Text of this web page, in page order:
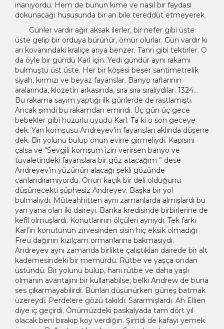
inanıyordu. Hem de bunun kime ve nasıl bir faydası
dokunacağı hususunda bir an bile tereddüt etmeyerek.
Günler vardır ağır aksak ilerler, bir nefer gibi üste
üste gelip bir orduya bürünür, ömür olurlar. Gün vardır ki
arı kovanındaki kraliçe arıya benzer. Tanrı gibi tektirler. O
da öyle bir gündü Karl için. Yedi gündür aynı rakamı
bulmuştu üst üste. Her bir köşesi beşer santimetrelik
siyah, kırmızı ve beyaz fayanslar. Banyo raflarının
aralarında, klozetin arkasında, sıra sıra sıralıydılar. 1324…
Bu rakama sayım yaptığı ilk günlerde de rastlamıştı.
Ancak şimdi bu rakamdan emindi. Üç gün üç gece
bebekler gibi huzurlu uyudu Karl. Ta ki o son geceye
dek. Yan komşusu Andreyev’in fayansları aklında düşene
dek. Bir yolunu bulup onun evine girmeliydi. Kapısını
çalsa ve “Sevgili komşum izin verirsen banyo ve
tuvaletindeki fayanslara bir göz atacağım ” dese
Andreyev’in yüzünün alacağı şekli gözünde
canlandıramıyordu. Onun kaçık bir deli olduğunu
düşünecekti şüphesiz Andreyev. Başka bir yol
bulmalıydı. Müteahhitten aynı zamanlarda almışlardı bu
yan yana olan iki daireyi. Banka kredisinde birbirlerine de
kefil olmuşlardı. Konutlarının ölçüleri aynıydı. Tek farkı
Karl’ın konutunun zirvesinden sisin hiç eksik olmadığı
Freu dağının kızılçam ormanlarına bakmasıydı.
Andreyev aynı zamanda birlikte çalıştıkları dairede bir alt
kademesindeki bir memurdu. Rütbe ve yaşça ondan
üstündü. Bir yolunu bulup, hani rütbe ve daha yaşlı
olmanın avantajını bir kullanabilse, belki Andrew de buna
ses çıkarmayabilirdi. Bunları düşünürken güneş batmak
üzereydi. Perdelere gözü takıldı. Sararmışlardı. Ah Ellien
diye iç geçirdi. Önümüzdeki paskalyada tam dört yıl
olacak beni bırakıp koy verdiğin. Şimdi de kafayı yemek